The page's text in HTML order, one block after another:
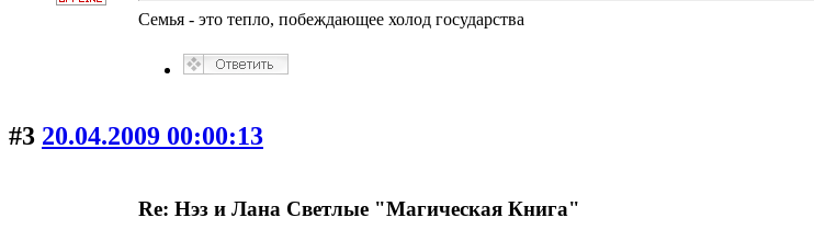
Семья - это тепло, побеждающее холод государства
#3 20.04.2009 00:00:13
Re: Нэз и Лана Светлые "Магическая Книга"